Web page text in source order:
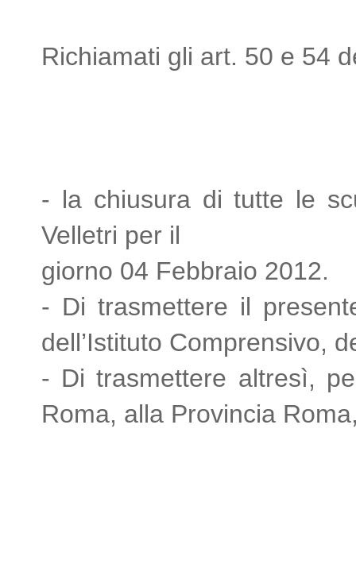
Richiamati gli art. 50 e 54
- la chiusura di tutte le
Velletri per il
giorno 04 Febbraio 2012.
- Di trasmettere il
dell’Istituto Comprensivo,
- Di trasmettere altresì,
Roma, alla Provincia